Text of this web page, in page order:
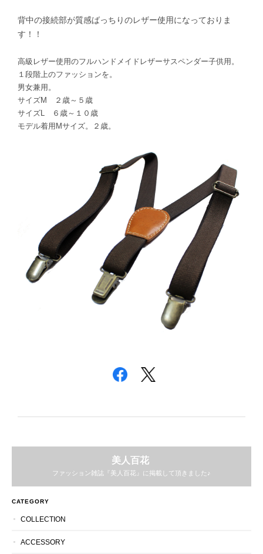
背中の接続部が質感ばっちりのレザー使用になっておりま
す！！
高級レザー使用のフルハンドメイドレザーサスペンダー子供用。
１段階上のファッションを。
男女兼用。
サイズM ２歳～５歳
サイズL ６歳～１０歳
モデル着用Mサイズ。２歳。
美人百花
ファッション雑誌『美人百花』に掲載して頂きました♪
CATEGORY
COLLECTION
ACCESSORY